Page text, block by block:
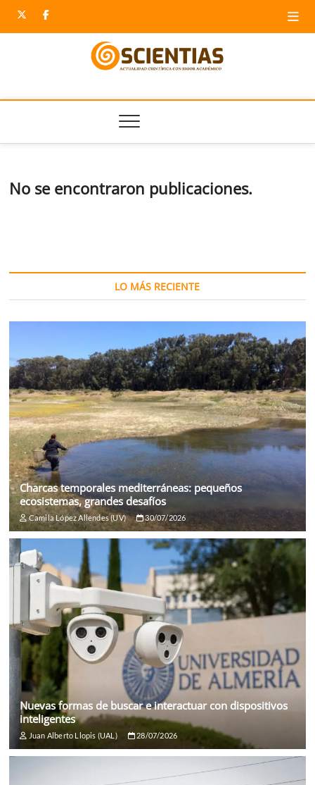
twitterfacebook
Scientias
CIENTÍFICA CON RIGOR ACADÉMICO.
No se encontraron publicaciones.
LO MÁS RECIENTE
Charcas temporales mediterráneas: pequeños
ecosistemas, grandes desafíos
Camila López Allendes (UV) 30/07/2026
Nuevas formas de buscar e interactuar con dispositivos
inteligentes
Juan Alberto Llopis (UAL) 28/07/2026